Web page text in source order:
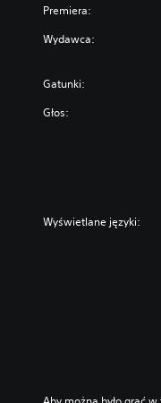
Premiera:
Wydawca:
Gatunki:
Głos:
Wyświetlane języki: